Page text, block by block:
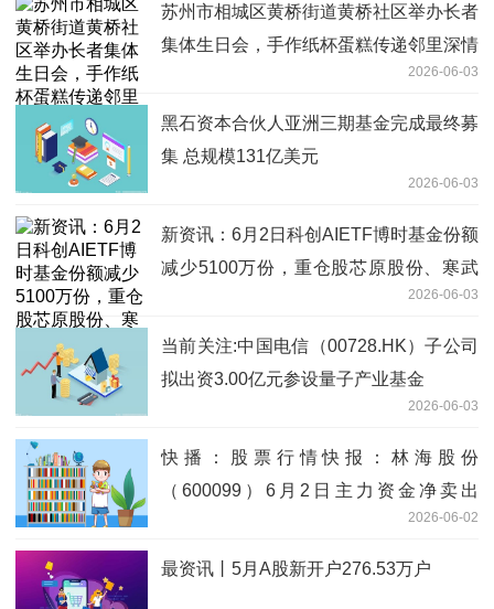
苏州市相城区黄桥街道黄桥社区举办长者
集体生日会，手作纸杯蛋糕传递邻里深情
2026-06-03
黑石资本合伙人亚洲三期基金完成最终募
集 总规模131亿美元
2026-06-03
新资讯：6月2日科创AIETF博时基金份额
减少5100万份，重仓股芯原股份、寒武
2026-06-03
当前关注:中国电信（00728.HK）子公司
拟出资3.00亿元参设量子产业基金
2026-06-03
快播：股票行情快报：林海股份
（600099）6月2日主力资金净卖出
2026-06-02
最资讯丨5月A股新开户276.53万户